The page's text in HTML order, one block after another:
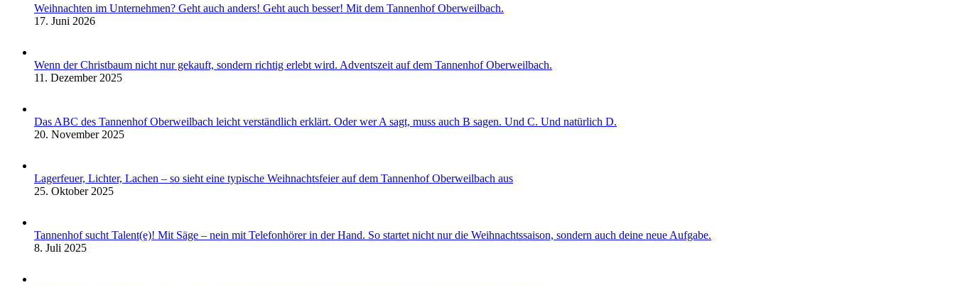
Weihnachten im Unternehmen? Geht auch anders! Geht auch besser! Mit dem Tannenhof Oberweilbach.
17. Juni 2026
Wenn der Christbaum nicht nur gekauft, sondern richtig erlebt wird. Adventszeit auf dem Tannenhof Oberweilbach.
11. Dezember 2025
Das ABC des Tannenhof Oberweilbach leicht verständlich erklärt. Oder wer A sagt, muss auch B sagen. Und C. Und natürlich D.
20. November 2025
Lagerfeuer, Lichter, Lachen – so sieht eine typische Weihnachtsfeier auf dem Tannenhof Oberweilbach aus
25. Oktober 2025
Tannenhof sucht Talent(e)! Mit Säge – nein mit Telefonhörer in der Hand. So startet nicht nur die Weihnachtssaison, sondern auch deine neue Aufgabe.
8. Juli 2025